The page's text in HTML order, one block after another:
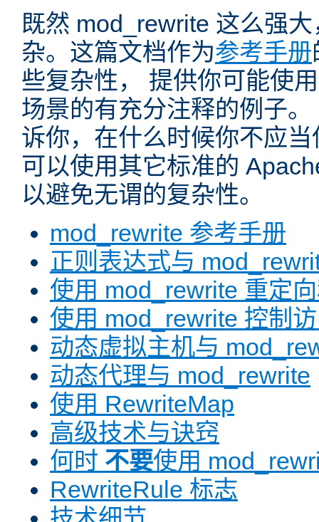
既然 mod_rewrite 这么强
杂。这篇文档作为参考手册
些复杂性， 提供你可能使
场景的有充分注释的例子
诉你，在什么时候你不应
可以使用其它标准的
以避免无谓的复杂性。
mod_rewrite 参考手册
正则表达式与
使用 mod_rewrite 重定
使用 mod_rewrite 控制
动态虚拟主机与
动态代理与 mod_rewrite
使用 RewriteMap
高级技术与诀窍
何时 不要使用
RewriteRule 标志